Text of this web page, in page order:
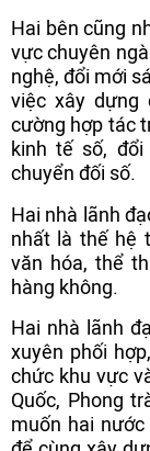
Hai bên cũng
vực chuyên
nghệ, đổi mới
việc xây dựng
cường hợp tác
kinh tế số,
chuyển đối số.
Hai nhà lãnh
nhất là thế hệ
văn hóa, thể
hàng không.
Hai nhà lãnh
xuyên phối
chức khu vực
Quốc, Phong
muốn hai